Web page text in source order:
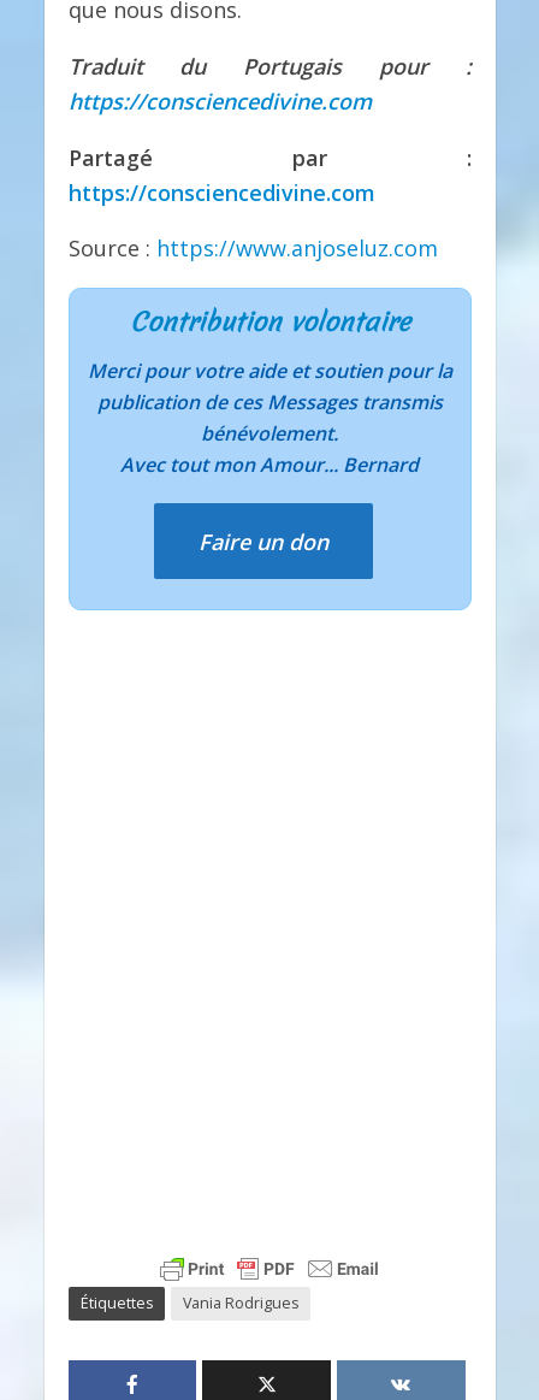
que nous disons.
Traduit du Portugais pour :
https://consciencedivine.com
Partagé par :
https://consciencedivine.com
Source : https://www.anjoseluz.com
Contribution volontaire
Merci pour votre aide et soutien pour la
publication de ces Messages transmis
bénévolement.
Avec tout mon Amour... Bernard
Faire un don
Étiquettes Vania Rodrigues